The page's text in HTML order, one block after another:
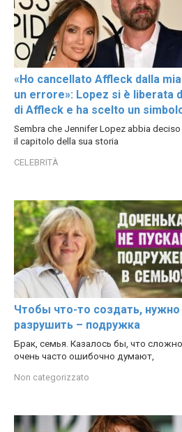
«Ho cancellato Affleck dalla
un errore»: Lopez si è liberata
di Affleck e ha scelto un
Sembra che Jennifer Lopez abbia
il capitolo della sua storia
CELEBRITÀ
Чтобы что-то создать,
разрушить – подружка
Брак, семья. Казалось бы, что
очень часто ошибочно думают,
Non categorizzato